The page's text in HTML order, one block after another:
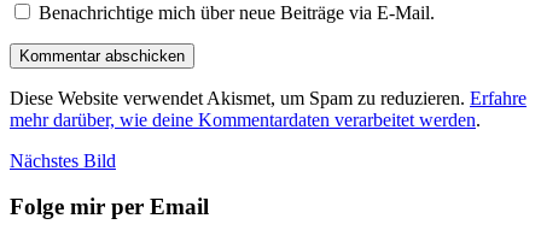
Benachrichtige mich über neue Beiträge via E-Mail.
Diese Website verwendet Akismet, um Spam zu reduzieren. Erfahre
mehr darüber, wie deine Kommentardaten verarbeitet werden.
Nächstes Bild
Folge mir per Email